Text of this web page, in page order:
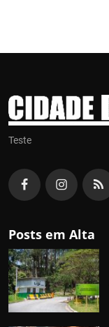
Teste
Posts em Alta